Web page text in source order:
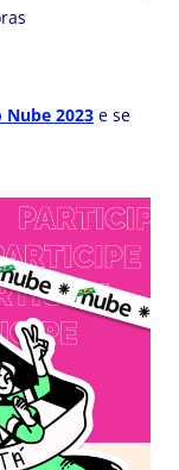
Nube 2023 e se